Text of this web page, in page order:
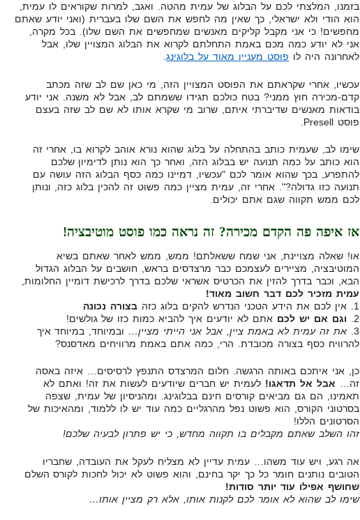
בזמנו, המלצתי לכם על הבלוג של עמית מהטה. ואגב, למרות שקוראים לו עמית,
הוא הודי ולא ישראלי, כך שאין מה לחפש את השם שלו בעברית (ואני יודע שאתם
מחפשים! כי אני מקבל קליקים מאנשים שמחפשים את השם שלו). בכל מקרה,
אני לא יודע כמה מכם באמת התחלתם לקרוא את הבלוג המצויין שלו, אבל
לאחרונה היה לו פוסט מעניין מאוד על בלוגינג.
עכשיו, אחרי שקראתם את הפוסט המצויין הזה, מי כאן שם לב שזה מכתב
קדם-מכירה חוץ ממני? בטח כולכם תגידו ששמתם לב, אבל לא משנה. אני יודע
בודאות מאנשים שדיברתי איתם, שרוב מי שקרא אותו לא שם לב שזה בעצם
פוסט Presell.
שימו לב, שעמית כותב בהתחלה על בלוג שהוא נורא אוהב לקרוא בו, אחרי זה
הוא כותב על כמה תנועה יש בבלוג הזה, ואחר כך הוא נותן לדימיון שלכם
להתפרע, בכך שהוא אומר לכם "עכשיו, דמיינו כמה כסף הבלוג הזה עושה עם
תנועה כזו גדולה?". אחרי זה, עמית מציין כמה פשוט זה להכין בלוג כזה, ונותן
לכם ממש תקווה שגם אתם יכולים.
אז איפה פה הקדם מכירה? זה נראה כמו פוסט מוטיבציה!
או! שאלה מצויינת, אני שמח ששאלתם! ממש, ממש לאחר שאתם בשיא
המוטיבציה, מציירים לעצמכם כבר מרצדסים בראש, חושבים על הבלוג הגדול
הבא, וכבר בדרך להזין את הכרטיס אשראי שלכם בדרך לרכישת דומיין החלומות,
עמית מזכיר לכם דבר חשוב מאוד!
1. אין לכם את הידע הטכני הנדרש להקים בלוג כזה
בצורה נכונה
2.
וגם אם יש לכם אתם לא יודעים איך להביא כמות כזו של גולשים!
3.
את זה עמית לא באמת ציין, אבל אני הייתי מציין… ובמיוחד, במיוחד איך
להרוויח כסף בצורה מכובדת. הרי, כמה אתם באמת מרוויחים מאדסנס?
כן, אני איתכם באותה הרגשה. חלום המרצדס התנפץ לרסיסים… איזה באסה
זה… אבל אל תדאגו! לעמית יש חברים שיודעים לעשות את זה! ואתם לא
תאמינו, הם גם מביאים קורסים חינם בבלוגינג. ומהניסיון של עמית, שצפה
בסרטוני הקורס, הוא פשוט נפל מהרגליים כמה עוד יש לו ללמוד, ומהאיכות של
הסרטונים הללו!
זהו השלב שאתם מקבלים בו תקווה מחדש, כי יש פתרון לבעיה שלכם!
אה רגע, ויש עוד משהו… עמית עדיין לא מצליח לעקל את העובדה, שחבריו
הטובים נותנים חומר כל כך יקר בחינם, והוא פשוט לא יכול לחכות לקורס השלם
שחושף אפילו עוד יותר סודות!
שימו לב שהוא לא אומר לכם לקנות אותו, אלא רק מציין אותו…